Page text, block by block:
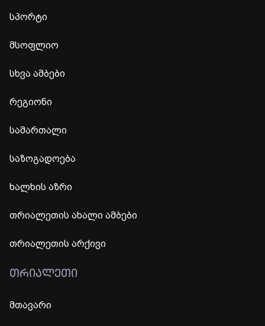
სპორტი
მსოფლიო
სხვა ამბები
რეგიონი
სამართალი
საზოგადოება
ხალხის აზრი
თრიალეთის ახალი ამბები
თრიალეთის არქივი
ᲗᲠᲘᲐᲚᲔᲗᲘ
მთავარი